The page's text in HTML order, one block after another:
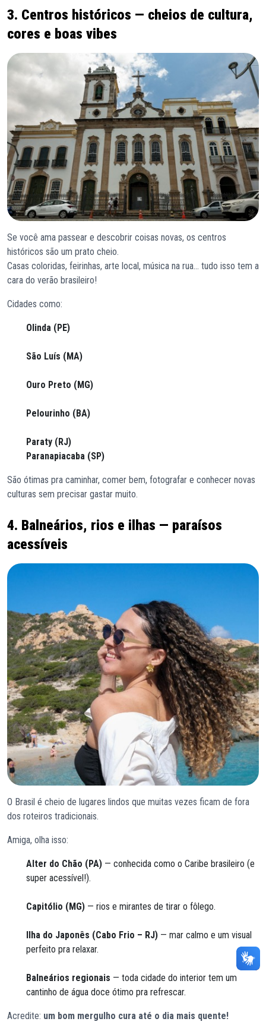
3. Centros históricos — cheios de cultura,
cores e boas vibes
Se você ama passear e descobrir coisas novas, os centros
históricos são um prato cheio.
Casas coloridas, feirinhas, arte local, música na rua… tudo isso tem a
cara do verão brasileiro!
Cidades como:
Olinda (PE)
São Luís (MA)
Ouro Preto (MG)
Pelourinho (BA)
Paraty (RJ)
Paranapiacaba (SP)
São ótimas pra caminhar, comer bem, fotografar e conhecer novas
culturas sem precisar gastar muito.
4. Balneários, rios e ilhas — paraísos
acessíveis
O Brasil é cheio de lugares lindos que muitas vezes ficam de fora
dos roteiros tradicionais.
Amiga, olha isso:
Alter do Chão (PA) — conhecida como o Caribe brasileiro (e
super acessível!).
Capitólio (MG) — rios e mirantes de tirar o fôlego.
Ilha do Japonês (Cabo Frio – RJ) — mar calmo e um visual
perfeito pra relaxar.
Balneários regionais — toda cidade do interior tem um
cantinho de água doce ótimo pra refrescar.
Acredite: um bom mergulho cura até o dia mais quente!